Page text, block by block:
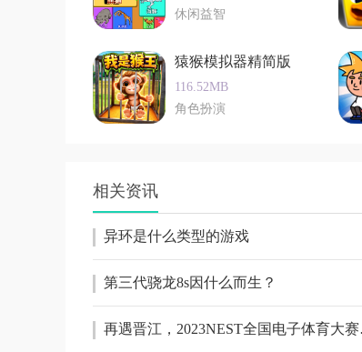
休闲益智
猿猴模拟器精简版
116.52MB
角色扮演
相关资讯
异环是什么类型的游戏
第三代骁龙8s因什么而生？
再遇晋江，2023NEST全国电子体育大赛年度总决赛正式开幕